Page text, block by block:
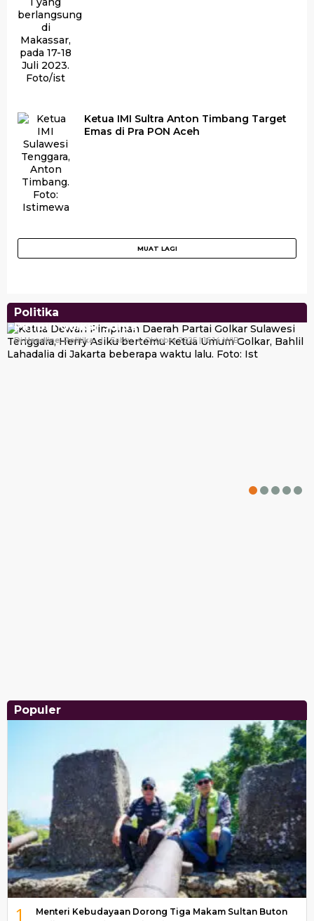
Ketua IMI Sultra Anton Timbang Target
Emas di Pra PON Aceh
Politika
Peroleh Restu Bahlil, Herry Asiku Siap Kembali
Pimpin Golkar Sultra
Di Headline, Politika | Sabtu, 4 Oktober 2025 | 16:14 WIB
Populer
1
Menteri Kebudayaan Dorong Tiga Makam Sultan Buton